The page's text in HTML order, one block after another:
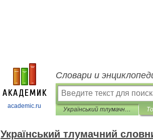
academic.ru
Словари и
Український тлумачний словник
Український тлумачний